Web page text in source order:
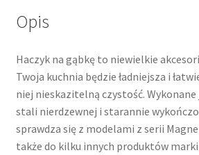
Opis
Haczyk na gąbkę to niewielkie
Twoja kuchnia będzie ładniejsza i
niej nieskazitelną czystość.
stali nierdzewnej i starannie
sprawdza się z modelami z serii
także do kilku innych produktów